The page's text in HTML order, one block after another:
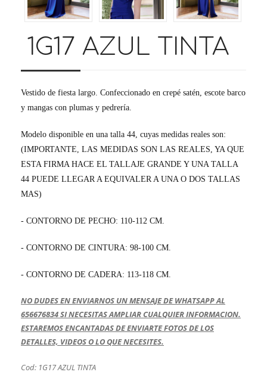
1G17 AZUL TINTA
Vestido de fiesta largo. Confeccionado en crepé satén, escote barco
y mangas con plumas y pedrería.
Modelo disponible en una talla 44, cuyas medidas reales son:
(IMPORTANTE, LAS MEDIDAS SON LAS REALES, YA QUE
ESTA FIRMA HACE EL TALLAJE GRANDE Y UNA TALLA
44 PUEDE LLEGAR A EQUIVALER A UNA O DOS TALLAS
MAS)
- CONTORNO DE PECHO: 110-112 CM.
- CONTORNO DE CINTURA: 98-100 CM.
- CONTORNO DE CADERA: 113-118 CM.
NO DUDES EN ENVIARNOS UN MENSAJE DE WHATSAPP AL
656676834 SI NECESITAS AMPLIAR CUALQUIER INFORMACION.
ESTAREMOS ENCANTADAS DE ENVIARTE FOTOS DE LOS
DETALLES, VIDEOS O LO QUE NECESITES.
Cod: 1G17 AZUL TINTA